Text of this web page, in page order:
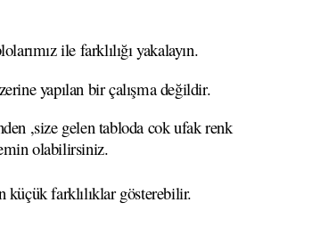
ile farklılığı yakalayın.
yapılan bir çalışma değildir.
,size gelen tabloda cok ufak renk
olabilirsiniz.
küçük farklılıklar gösterebilir.